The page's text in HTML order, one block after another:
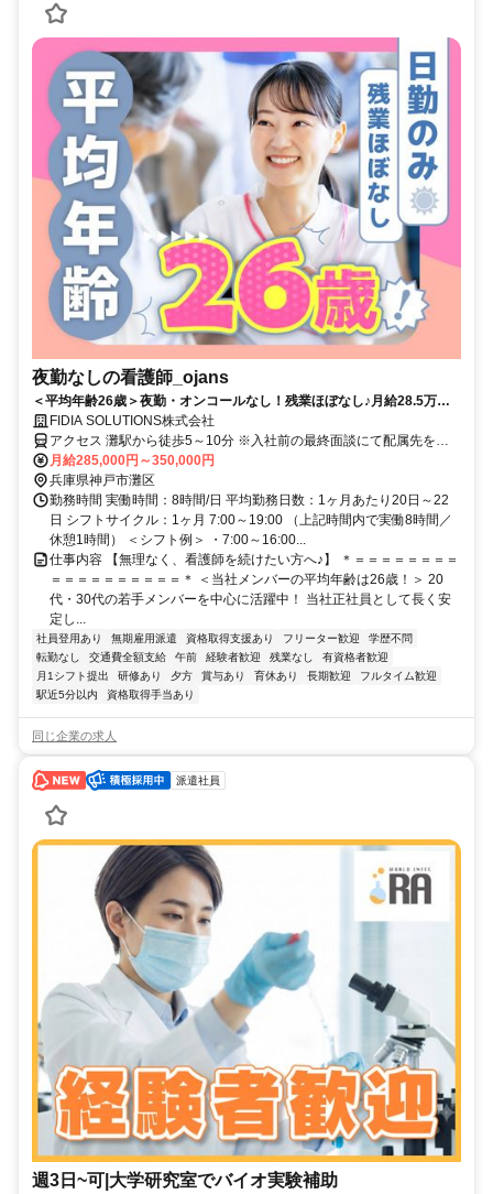
夜勤なしの看護師_ojans
＜平均年齢26歳＞夜勤・オンコールなし！残業ほぼなし♪月給28.5万円
～・昇給年2回・賞与年2回★初年度は賞与年3回★20代・30代の若手メ
ンバーが中心に活躍中！当社正社員として安定して働ける好環境◎
FIDIA SOLUTIONS株式会社
アクセス 灘駅から徒歩5～10分 ※入社前の最終面談にて配属先を決
定致します。
月給285,000円～350,000円
兵庫県神戸市灘区
勤務時間 実働時間：8時間/日 平均勤務日数：1ヶ月あたり20日～22
日 シフトサイクル：1ヶ月 7:00～19:00 （上記時間内で実働8時間／
休憩1時間） ＜シフト例＞ ・7:00～16:00...
仕事内容 【無理なく、看護師を続けたい方へ♪】 ＊＝＝＝＝＝＝＝＝
＝＝＝＝＝＝＝＝＝＝＊ ＜当社メンバーの平均年齢は26歳！＞ 20
代・30代の若手メンバーを中心に活躍中！ 当社正社員として長く安
定し...
社員登用あり 無期雇用派遣 資格取得支援あり フリーター歓迎
学歴不問
転勤なし
交通費全額支給 午前 経験者歓迎 残業なし
有資格者歓迎
月1シフト提出
研修あり 夕方 賞与あり 育休あり 長期歓迎
フルタイム歓迎
駅近5分以内
資格取得手当あり
同じ企業の求人
派遣社員
週3日~可|大学研究室でバイオ実験補助